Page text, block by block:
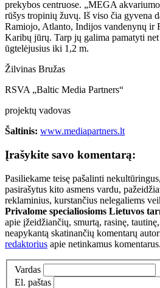
prekybos centruose. „MEGA
rūšys tropinių žuvų. Iš viso čia gyvena
Ramiojo, Atlanto, Indijos vandenynų ir
Karibų jūrų. Tarp jų galima pamatyti
ūgtelėjusius iki 1,2 m.
Žilvinas Bružas
RSVA „Baltic Media Partners“
projektų vadovas
Šaltinis: www.mediapartners.lt
Įrašykite savo komentarą:
Pasiliekame teisę pašalinti
pasirašytus kito asmens vardu,
reklaminius, kurstančius nelegaliems
Privalome specialiosioms Lietuvos
apie įžeidžiančių, smurtą, rasinę,
neapykantą skatinančių komentarų
redaktorius apie netinkamus komentarus.
Vardas
El. paštas